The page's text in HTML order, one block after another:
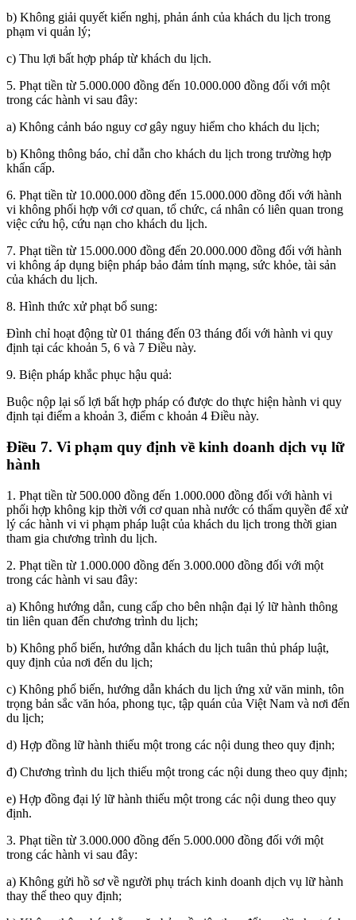
b) Không giải quyết kiến nghị, phản ánh của khách du lịch trong
phạm vi quản lý;
c) Thu lợi bất hợp pháp từ khách du lịch.
5. Phạt tiền từ 5.000.000 đồng đến 10.000.000 đồng đối với một
trong các hành vi sau đây:
a) Không cảnh báo nguy cơ gây nguy hiểm cho khách du lịch;
b) Không thông báo, chỉ dẫn cho khách du lịch trong trường hợp
khẩn cấp.
6. Phạt tiền từ 10.000.000 đồng đến 15.000.000 đồng đối với hành
vi không phối hợp với cơ quan, tổ chức, cá nhân có liên quan trong
việc cứu hộ, cứu nạn cho khách du lịch.
7. Phạt tiền từ 15.000.000 đồng đến 20.000.000 đồng đối với hành
vi không áp dụng biện pháp bảo đảm tính mạng, sức khỏe, tài sản
của khách du lịch.
8. Hình thức xử phạt bổ sung:
Đình chỉ hoạt động từ 01 tháng đến 03 tháng đối với hành vi quy
định tại các khoản 5, 6 và 7 Điều này.
9. Biện pháp khắc phục hậu quả:
Buộc nộp lại số lợi bất hợp pháp có được do thực hiện hành vi quy
định tại điểm a khoản 3, điểm c khoản 4 Điều này.
Điều 7. Vi phạm quy định về kinh doanh dịch vụ lữ
hành
1. Phạt tiền từ 500.000 đồng đến 1.000.000 đồng đối với hành vi
phối hợp không kịp thời với cơ quan nhà nước có thẩm quyền để xử
lý các hành vi vi phạm pháp luật của khách du lịch trong thời gian
tham gia chương trình du lịch.
2. Phạt tiền từ 1.000.000 đồng đến 3.000.000 đồng đối với một
trong các hành vi sau đây:
a) Không hướng dẫn, cung cấp cho bên nhận đại lý lữ hành thông
tin liên quan đến chương trình du lịch;
b) Không phổ biến, hướng dẫn khách du lịch tuân thủ pháp luật,
quy định của nơi đến du lịch;
c) Không phổ biến, hướng dẫn khách du lịch ứng xử văn minh, tôn
trọng bản sắc văn hóa, phong tục, tập quán của Việt Nam và nơi đến
du lịch;
d) Hợp đồng lữ hành thiếu một trong các nội dung theo quy định;
đ) Chương trình du lịch thiếu một trong các nội dung theo quy định;
e) Hợp đồng đại lý lữ hành thiếu một trong các nội dung theo quy
định.
3. Phạt tiền từ 3.000.000 đồng đến 5.000.000 đồng đối với một
trong các hành vi sau đây:
a) Không gửi hồ sơ về người phụ trách kinh doanh dịch vụ lữ hành
thay thế theo quy định;